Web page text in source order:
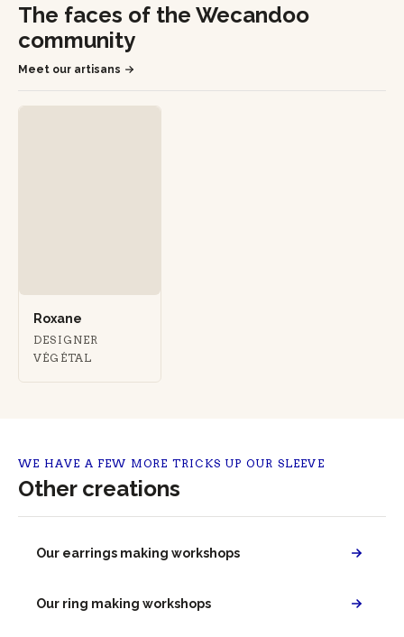
The faces of the Wecandoo
community
Meet our artisans
Roxane
DESIGNER
VÉGÉTAL
WE HAVE A FEW MORE TRICKS UP OUR SLEEVE
Other creations
Our earrings making workshops
Our ring making workshops